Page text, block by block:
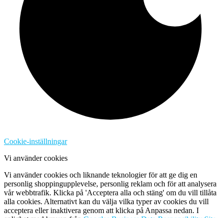
Cookie-inställningar
Vi använder cookies
Vi använder cookies och liknande teknologier för att ge dig en
personlig shoppingupplevelse, personlig reklam och för att analysera
vår webbtrafik. Klicka på 'Acceptera alla och stäng' om du vill tillåta
alla cookies. Alternativt kan du välja vilka typer av cookies du vill
acceptera eller inaktivera genom att klicka på Anpassa nedan. I